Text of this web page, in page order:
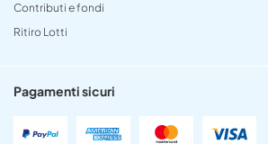
Contributi e fondi
Ritiro Lotti
Pagamenti sicuri